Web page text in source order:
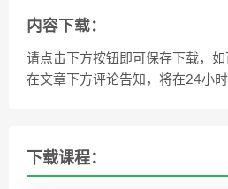
内容下载：
请点击下方按钮即可保存下载，
在文章下方评论告知，将在24小时
下载课程：